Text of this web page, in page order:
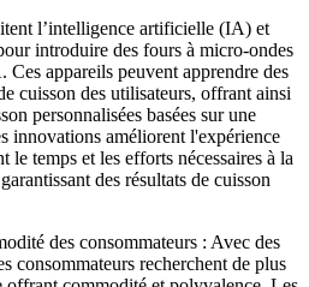
l’intelligence artificielle (IA) et
introduire des fours à micro-ondes
appareils peuvent apprendre des
cuisson des utilisateurs, offrant ainsi
personnalisées basées sur une
innovations améliorent l'expérience
le temps et les efforts nécessaires à la
des résultats de cuisson
des consommateurs : Avec des
consommateurs recherchent de plus